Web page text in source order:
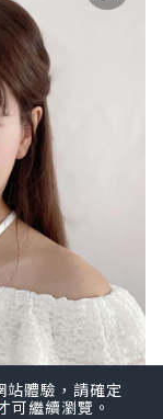
體驗，請確定
可繼續瀏覽。